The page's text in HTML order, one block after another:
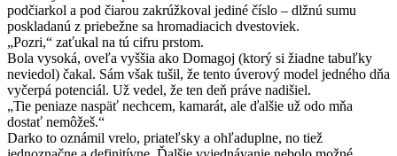
podčiarkol a pod čiarou zakrúžkoval jediné číslo – dlžnú sumu
poskladanú z priebežne sa hromadiacich dvestoviek.
„Pozri,“ zaťukal na tú cifru prstom.
Bola vysoká, oveľa vyššia ako Domagoj (ktorý si žiadne tabuľky
neviedol) čakal. Sám však tušil, že tento úverový model jedného dňa
vyčerpá potenciál. Už vedel, že ten deň práve nadišiel.
„Tie peniaze naspäť nechcem, kamarát, ale ďalšie už odo mňa
dostať nemôžeš.“
Darko to oznámil vrelo, priateľsky a ohľaduplne, no tiež